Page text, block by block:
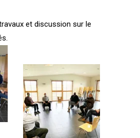
et discussion sur le